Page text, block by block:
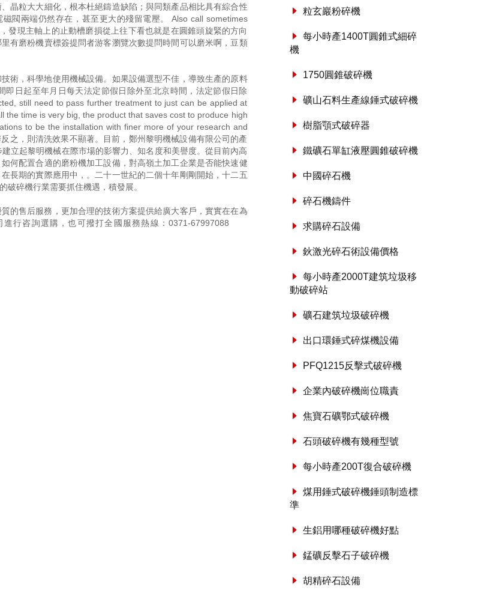
晶粒大大細化，根本杜絕鑄造缺陷；與同類產品相比具有綜合性
閥兩端仍然存在，甚至更大的殘留電壓。 Also call sometimes
發現主軸上的止動槽磨損從上往下看也就是在圓錐頭旋緊的方向
有磨粉機賣標簽提問者游客瀏覽次數提問時間可以磨米啊，豆類
術，科學地使用機械設備。如果設備選型不佳，導致生產的原料
日起至年月日每天法定節假日除外至北京時間，法定節假日除
still need to pass further treatment to just can be applied at
time is very big, the product that saves cost to produce high
to be the installation with finer more of your research and
之，則清洗效果不顯著。目前，鄭州黎明機械設備有限公司的產
立起黎明機械在際市場的影響力、知名度和美譽度。從目前內高
何配置合適的磨粉機加工設備，對高嶺土加工企業是否能快速健
長期的實際應用中，。二十一世紀的二個十年剛剛開始，十二五
碎機行業需要抓住機遇，積發展。
的售后服務，更加合理的技術方案提供給廣大客戶，實實在在為
行咨詢選購，也可撥打全國服務熱線：0371-67997088
粒玄巖粉碎機
每小時產1400T圓錐式細碎
機
1750圓錐破碎機
礦山石料生產線錘式破碎機
樹脂顎式破碎器
鐵礦石單缸液壓圓錐破碎機
中國碎石機
碎石機鑄件
求購碎石設備
鈥激光碎石術設備價格
每小時產2000T建筑垃圾移
動破碎站
礦石建筑垃圾破碎機
出口環錘式碎煤機設備
PFQ1215反擊式破碎機
企業內破碎機崗位職責
焦寶石礦鄂式破碎機
石頭破碎機有幾種型號
每小時產200T復合破碎機
煤用錘式破碎機錘頭制造標
準
生鋁用哪種破碎機好點
錳礦反擊石子破碎機
胡精碎石設備